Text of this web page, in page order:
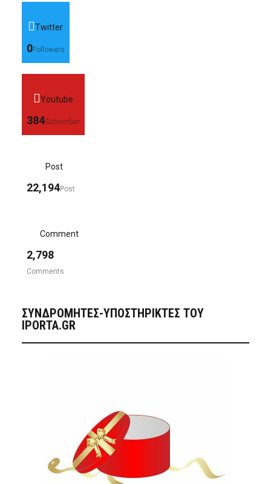
Twitter
0Followers
Youtube
384Subscriber
Post
22,194Post
Comment
2,798
Comments
ΣΥΝΔΡΟΜΗΤΈΣ-ΥΠΟΣΤΗΡΙΚΤΈΣ ΤΟΥ
IPORTA.GR